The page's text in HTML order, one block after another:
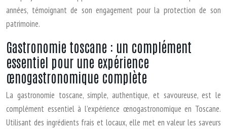
années, témoignant de son engagement pour la protection de son
patrimoine.
Gastronomie toscane : un complément
essentiel pour une expérience
œnogastronomique complète
La gastronomie toscane, simple, authentique, et savoureuse, est le
complément essentiel à l’expérience œnogastronomique en Toscane.
Utilisant des ingrédients frais et locaux, elle met en valeur les saveurs